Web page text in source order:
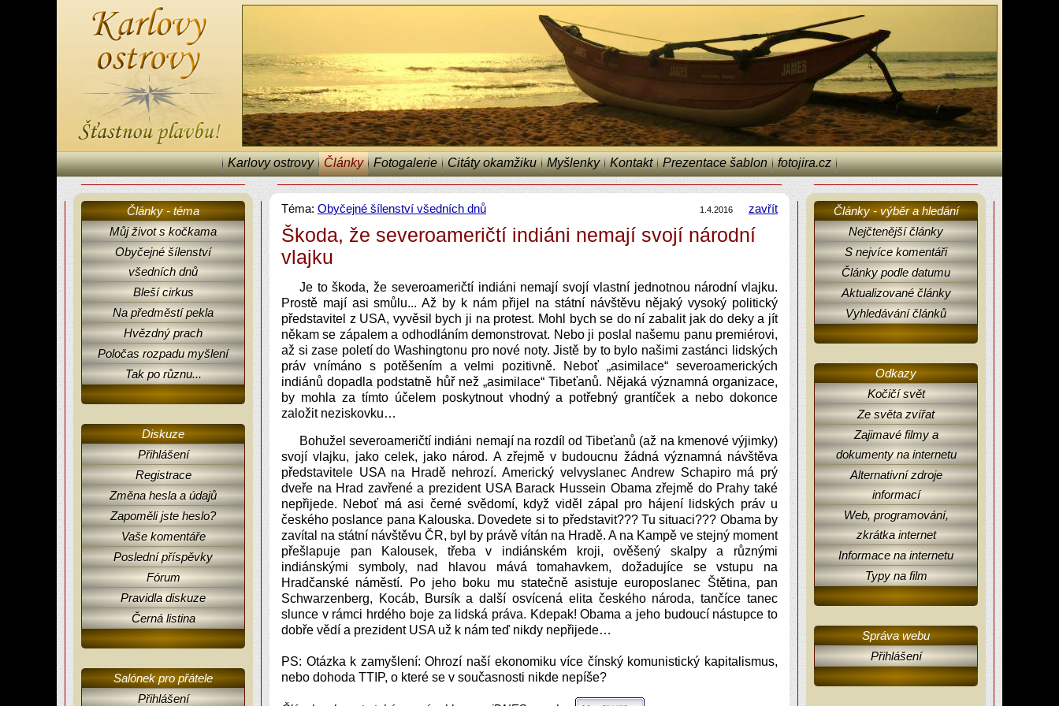
Karlovy ostrovy Články Fotogalerie Citáty okamžiku Myšlenky Kontakt Prezentace šablon fotojira.cz
Články - téma
Můj život s kočkama
Obyčejné šílenství
všedních dnů
Bleší cirkus
Na předměstí pekla
Hvězdný prach
Poločas rozpadu myšlení
Tak po různu...
Diskuze
Přihlášení
Registrace
Změna hesla a údajů
Zapoměli jste heslo?
Vaše komentáře
Poslední příspěvky
Fórum
Pravidla diskuze
Černá listina
Salónek pro přátele
Přihlášení
Téma: Obyčejné šílenství všedních dnů 1.4.2016 zavřít
Škoda, že severoameričtí indiáni nemají svojí národní
vlajku
Je to škoda, že severoameričtí indiáni nemají svojí vlastní jednotnou národní vlajku.
Prostě mají asi smůlu... Až by k nám přijel na státní návštěvu nějaký vysoký politický
představitel z USA, vyvěsil bych ji na protest. Mohl bych se do ní zabalit jak do deky a jít
někam se zápalem a odhodláním demonstrovat. Nebo ji poslal našemu panu premiérovi,
až si zase poletí do Washingtonu pro nové noty. Jistě by to bylo našimi zastánci lidských
práv vnímáno s potěšením a velmi pozitivně. Neboť „asimilace“ severoamerických
indiánů dopadla podstatně hůř než „asimilace“ Tibeťanů. Nějaká významná organizace,
by mohla za tímto účelem poskytnout vhodný a potřebný grantíček a nebo dokonce
založit neziskovku…
Bohužel severoameričtí indiáni nemají na rozdíl od Tibeťanů (až na kmenové výjimky)
svojí vlajku, jako celek, jako národ. A zřejmě v budoucnu žádná významná návštěva
představitele USA na Hradě nehrozí. Americký velvyslanec Andrew Schapiro má prý
dveře na Hrad zavřené a prezident USA Barack Hussein Obama zřejmě do Prahy také
nepřijede. Neboť má asi černé svědomí, když viděl zápal pro hájení lidských práv u
českého poslance pana Kalouska. Dovedete si to představit??? Tu situaci??? Obama by
zavítal na státní návštěvu ČR, byl by právě vítán na Hradě. A na Kampě ve stejný moment
přešlapuje pan Kalousek, třeba v indiánském kroji, ověšený skalpy a různými
indiánskými symboly, nad hlavou mává tomahavkem, dožadujíce se vstupu na
Hradčanské náměstí. Po jeho boku mu statečně asistuje europoslanec Štětina, pan
Schwarzenberg, Kocáb, Bursík a další osvícená elita českého národa, tančíce tanec
slunce v rámci hrdého boje za lidská práva. Kdepak! Obama a jeho budoucí nástupce to
dobře vědí a prezident USA už k nám teď nikdy nepřijede…
PS: Otázka k zamyšlení: Ohrozí naší ekonomiku více čínský komunistický kapitalismus,
nebo dohoda TTIP, o které se v současnosti nikde nepíše?
Články - výběr a hledání
Nejčtenější články
S nejvíce komentáři
Články podle datumu
Aktualizované články
Vyhledávání článků
Odkazy
Kočičí svět
Ze světa zvířat
Zajimavé filmy a
dokumenty na internetu
Alternativní zdroje
informací
Web, programování,
zkrátka internet
Informace na internetu
Typy na film
Správa webu
Přihlášení